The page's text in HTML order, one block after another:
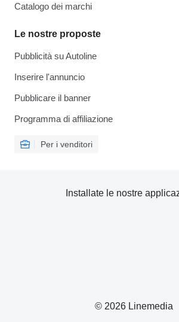
Catalogo dei marchi
Le nostre proposte
Pubblicità su Autoline
Inserire l'annuncio
Pubblicare il banner
Programma di affiliazione
Per i venditori
© 2026 Linemedia
Installate le nostre